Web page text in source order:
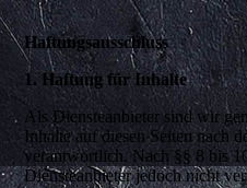
Haftungsausschluss
1. Haftung für Inhalte
Als Diensteanbieter sind wir
Inhalte auf diesen Seiten nach
verantwortlich. Nach §§ 8 bis
Diensteanbieter jedoch nicht